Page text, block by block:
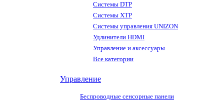
Системы DTP
Системы XTP
Системы управления UNIZON
Удлинители HDMI
Управление и аксессуары
Все категории
Управление
Беспроводные сенсорные панели